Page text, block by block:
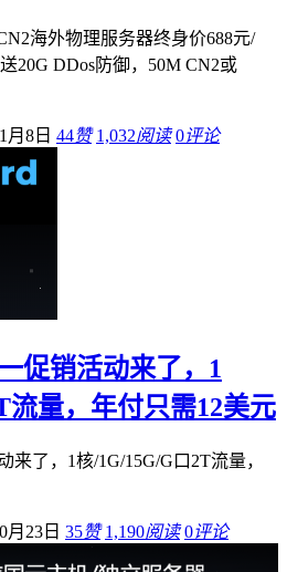
海外物理服务器终身价688元/
20G DDos防御，50M CN2或
月8日 44赞 1,032阅读 0评论
促销活动来了，1
流量，年付只需12美元
来了，1核/1G/15G/G口2T流量，
月23日 35赞 1,190阅读 0评论